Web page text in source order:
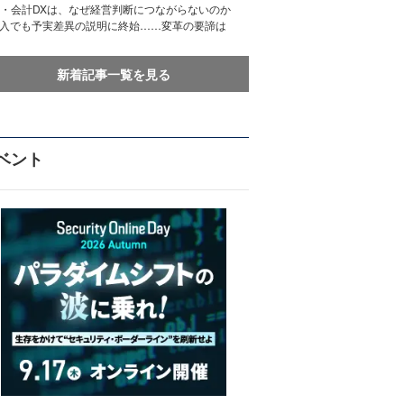
会計DXは、なぜ経営判断につながらないのか
でも予実差異の説明に終始……変革の要諦は
新着記事一覧を見る
ント